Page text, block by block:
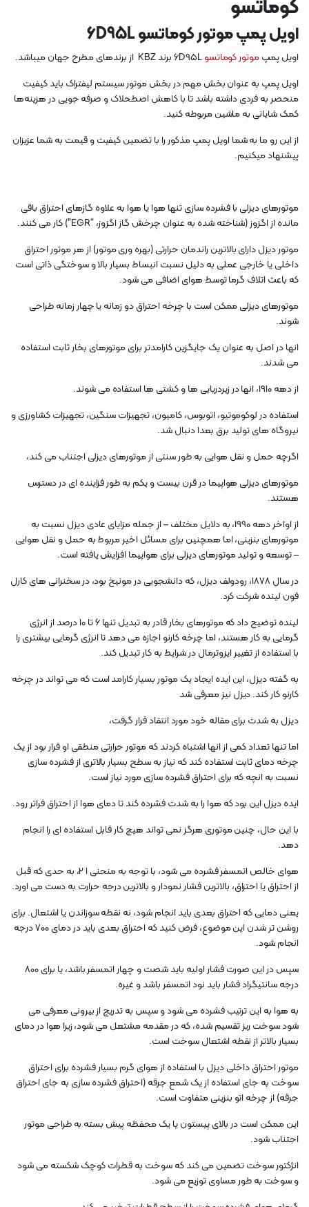
کوماتسو
اویل پمپ موتور کوماتسو 6D95L
اویل پمپموتورکوماتسو6D95L برند KBZ از برندهای مطرح جهان میباشد.
اویل پمپ به عنوان بخش مهم در بخش موتور سیستم لیفتراک باید کیفیت
منحصر به فردی داشته باشد تا با کاهش اصطحلاک و صرفه جویی در هزینه‌ها
کمک شایانی به ماشین مربوطه کنید.
از این رو ما به شما اویل پمپ مذکور را با تضمین کیفیت و قیمت به شما عزیزان
پیشنهاد میکنیم.
موتورهای دیزلی با فشرده سازی تنها هوا یا هوا به علاوه گازهای احتراق باقی
مانده از اگزوز (شناخته شده به عنوان چرخش گاز اگزوز، “EGR”) کار می کنند.
موتور دیزل دارای بالاترین راندمان حرارتی (بهره وری موتور) از هر موتور احتراق
داخلی یا خارجی عملی به دلیل نسبت انبساط بسیار بالا و سوختگی ذاتی است
که باعث اتلاف گرما توسط هوای اضافی می شود.
موتورهای دیزلی ممکن است با چرخه احتراق دو زمانه یا چهار زمانه طراحی
شوند.
انها در اصل به عنوان یک جایگزین کارامدتر برای موتورهای بخار ثابت استفاده
می شدند.
از دهه 1910، انها در زیردریایی ها و کشتی ها استفاده می شوند.
استفاده در لوکوموتیو، اتوبوس، کامیون، تجهیزات سنگین، تجهیزات کشاورزی و
نیروگاه های تولید برق بعدا دنبال شد.
اگرچه حمل و نقل هوایی به طور سنتی از موتورهای دیزلی اجتناب می کند،
موتورهای دیزلی هواپیما در قرن بیست و یکم به طور فزاینده ای در دسترس
هستند.
از اواخر دهه 1990، به دلایل مختلف – از جمله مزایای عادی دیزل نسبت به
موتورهای بنزینی، اما همچنین برای مسائل اخیر مربوط به حمل و نقل هوایی
– توسعه و تولید موتورهای دیزلی برای هواپیما افزایش یافته است.
در سال 1878، رودولف دیزل، که دانشجویی در مونیخ بود، در سخنرانی های کارل
فون لینده شرکت کرد.
لینده توضیح داد که موتورهای بخار قادر به تبدیل تنها ۶ تا ۱۰ درصد از انرژی
گرمایی به کار هستند، اما چرخه کارنو اجازه می دهد تا انرژی گرمایی بیشتری را
با استفاده از تغییر ایزوترمال در شرایط به کار تبدیل کند.
به گفته دیزل، این ایده ایجاد یک موتور بسیار کارامد است که می تواند در چرخه
کارنو کار کند. دیزل نیز معرفی شد
دیزل به شدت برای مقاله خود مورد انتقاد قرار گرفت،
اما تنها تعداد کمی از انها اشتباه کردند که موتور حرارتی منطقی او قرار بود از یک
چرخه دمای ثابت استفاده کند که نیاز به سطح بسیار بالاتری از فشرده سازی
نسبت به انچه که برای احتراق فشرده سازی مورد نیاز است.
ایده دیزل این بود که هوا را به شدت فشرده کند تا دمای هوا از احتراق فراتر رود.
با این حال، چنین موتوری هرگز نمی تواند هیچ کار قابل استفاده ای را انجام
دهد.
هوای خالص اتمسفر فشرده می شود، با توجه به منحنی 1 2، به حدی که قبل
از احتراق یا احتراق، بالاترین فشار نمودار و بالاترین درجه حرارت به دست می اورد.
یعنی دمایی که احتراق بعدی باید انجام شود، نه نقطه سوزاندن یا اشتعال. برای
روشن تر شدن این موضوع، فرض کنید که احتراق بعدی باید در دمای 700 درجه
انجام شود.
سپس در این صورت فشار اولیه باید شصت و چهار اتمسفر باشد، یا برای 800
درجه سانتیگراد فشار باید نود اتمسفر باشد و غیره.
به هوا به این ترتیب فشرده می شود و سپس به تدریج از بیرونی معرفی می
شود سوخت ریز تقسیم شده، که در مقدمه مشتعل می شود، زیرا هوا در دمای
بسیار بالاتر از نقطه اشتعال سوخت است.
موتور احتراق داخلی دیزل با استفاده از هوای گرم بسیار فشرده برای احتراق
سوخت به جای استفاده از یک شمع جرقه (احتراق فشرده سازی به جای احتراق
جرقه) از چرخه اتو بنزینی متفاوت است.
این ممکن است در بالای پیستون یا یک محفظه پیش بسته به طراحی موتور
اجتناب شود.
انژکتور سوخت تضمین می کند که سوخت به قطرات کوچک شکسته می شود
و سوخت به طور مساوی توزیع می شود.